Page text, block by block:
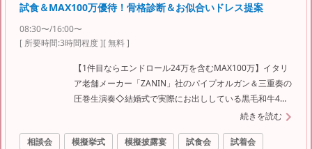
試食＆MAX100万優待！骨格診断＆お似合いドレス提案
08:30〜/16:00〜
[ 所要時間:3時間程度][ 無料 ]
【1件目ならエンドロール24万を含むMAX100万】イタリ
ア老舗メーカー「ZANIN」社のパイプオルガン＆三重奏の
圧巻生演奏◇結婚式で実際にお出ししている黒毛和牛4万
試食を堪能＜東京唯一の階段入場が叶うチャペル＞
続きを読む
相談会 模擬挙式 模擬披露宴 試食会
試着会